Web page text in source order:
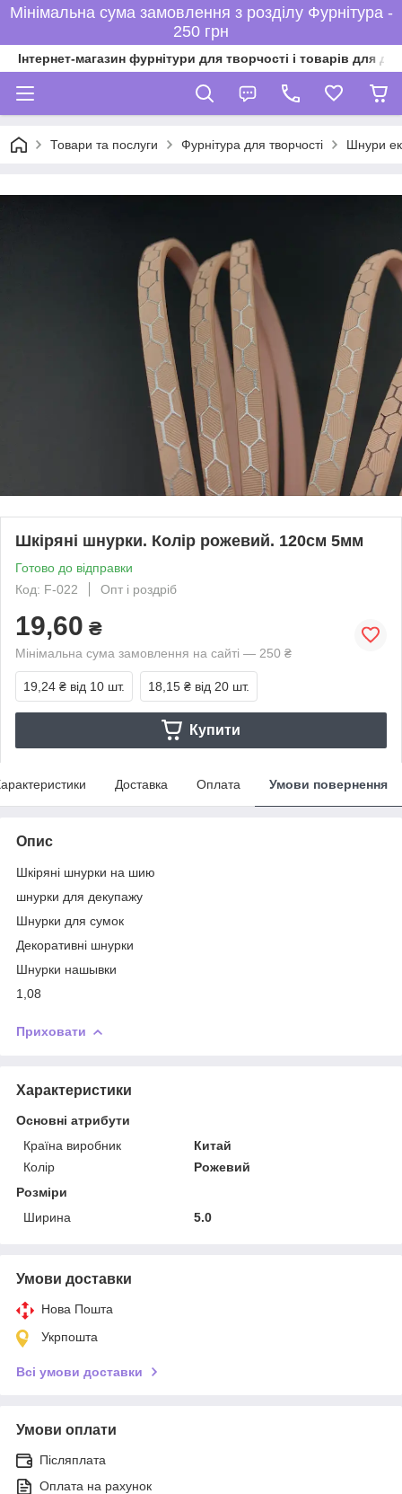
Мінімальна сума замовлення з розділу Фурнітура -
250 грн
Інтернет-магазин фурнітури для творчості і товарів для
Товари та послуги Фурнітура для творчості Шнури
Шкіряні шнурки. Колір рожевий. 120см 5мм
Готово до відправки
Код: F-022
Опт і роздріб
19,60 ₴
Мінімальна сума замовлення на сайті — 250 ₴
19,24 ₴ від 10 шт. 18,15 ₴ від 20 шт.
Купити
Доставка Оплата Умови повернення
Опис
Шкіряні шнурки на шию
шнурки для декупажу
Шнурки для сумок
Декоративні шнурки
Шнурки нашывки
1,08
Приховати
Характеристики
Основні атрибути
Країна виробник
Китай
Колір
Рожевий
Розміри
Ширина
5.0
Умови доставки
Нова Пошта
Укрпошта
Всі умови доставки
Умови оплати
Післяплата
Оплата на рахунок